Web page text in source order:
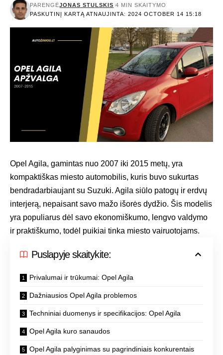
PASKUTINĮ KARTĄ ATNAUJINTA: 2024 OCTOBER 14 15:18
PARENGĖJONAS STULSKIS 4 MIN SKAITYMO
Opel Agila, gamintas nuo 2007 iki 2015 metų, yra
kompaktiškas miesto automobilis, kuris buvo sukurtas
bendradarbiaujant su Suzuki. Agila siūlo patogų ir erdvų
interjerą, nepaisant savo mažo išorės dydžio. Šis modelis
yra populiarus dėl savo ekonomiškumo, lengvo valdymo
ir praktiškumo, todėl puikiai tinka miesto vairuotojams.
Puslapyje skaitykite:
Privalumai ir trūkumai: Opel Agila
Dažniausios Opel Agila problemos
Techniniai duomenys ir specifikacijos: Opel Agila
Opel Agila kuro sanaudos
Opel Agila palyginimas su pagrindiniais konkurentais